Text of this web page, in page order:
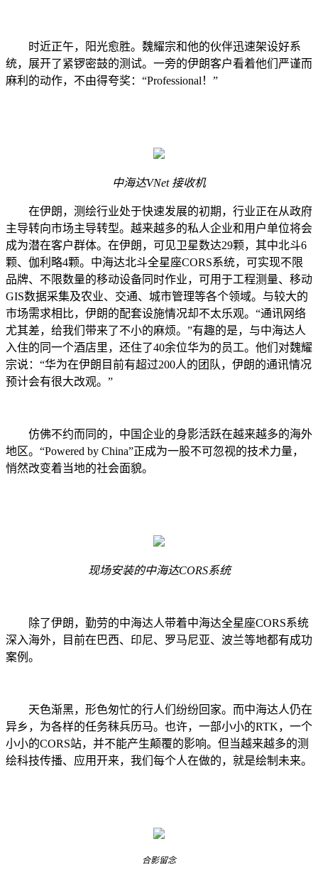
时近正午，阳光愈胜。魏耀宗和他的伙伴迅速架设好系
统，展开了紧锣密鼓的测试。一旁的伊朗客户看着他们严谨而
麻利的动作，不由得夸奖：“Professional！”
中海达VNet 接收机
在伊朗，测绘行业处于快速发展的初期，行业正在从政府
主导转向市场主导转型。越来越多的私人企业和用户单位将会
成为潜在客户群体。在伊朗，可见卫星数达29颗，其中北斗6
颗、伽利略4颗。中海达北斗全星座CORS系统，可实现不限
品牌、不限数量的移动设备同时作业，可用于工程测量、移动
GIS数据采集及农业、交通、城市管理等各个领域。与较大的
市场需求相比，伊朗的配套设施情况却不太乐观。“通讯网络
尤其差，给我们带来了不小的麻烦。”有趣的是，与中海达人
入住的同一个酒店里，还住了40余位华为的员工。他们对魏耀
宗说：“华为在伊朗目前有超过200人的团队，伊朗的通讯情况
预计会有很大改观。”
仿佛不约而同的，中国企业的身影活跃在越来越多的海外
地区。“Powered by China”正成为一股不可忽视的技术力量，
悄然改变着当地的社会面貌。
现场安装的中海达CORS系统
除了伊朗，勤劳的中海达人带着中海达全星座CORS系统
深入海外，目前在巴西、印尼、罗马尼亚、波兰等地都有成功
案例。
天色渐黑，形色匆忙的行人们纷纷回家。而中海达人仍在
异乡，为各样的任务秣兵历马。也许，一部小小的RTK，一个
小小的CORS站，并不能产生颠覆的影响。但当越来越多的测
绘科技传播、应用开来，我们每个人在做的，就是绘制未来。
合影留念